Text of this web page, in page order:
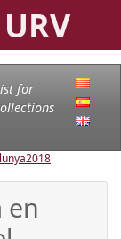
for
2018
en